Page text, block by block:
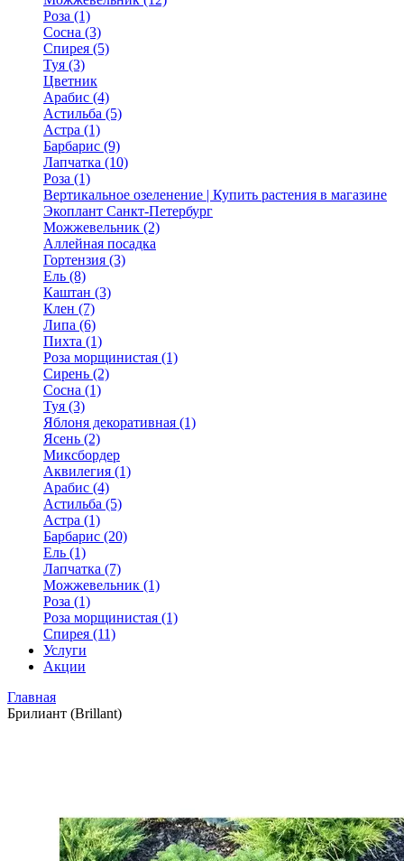
Роза (1)
Сосна (3)
Спирея (5)
Туя (3)
Цветник
Арабис (4)
Астильба (5)
Астра (1)
Барбарис (9)
Лапчатка (10)
Роза (1)
Вертикальное озеленение | Купить растения в магазине
Экоплант Санкт-Петербург
Можжевельник (2)
Аллейная посадка
Гортензия (3)
Ель (8)
Каштан (3)
Клен (7)
Липа (6)
Пихта (1)
Роза морщинистая (1)
Сирень (2)
Сосна (1)
Туя (3)
Яблоня декоративная (1)
Ясень (2)
Миксбордер
Аквилегия (1)
Арабис (4)
Астильба (5)
Астра (1)
Барбарис (20)
Ель (1)
Лапчатка (7)
Можжевельник (1)
Роза (1)
Роза морщинистая (1)
Спирея (11)
Услуги
Акции
Главная
Брилиант (Brillant)